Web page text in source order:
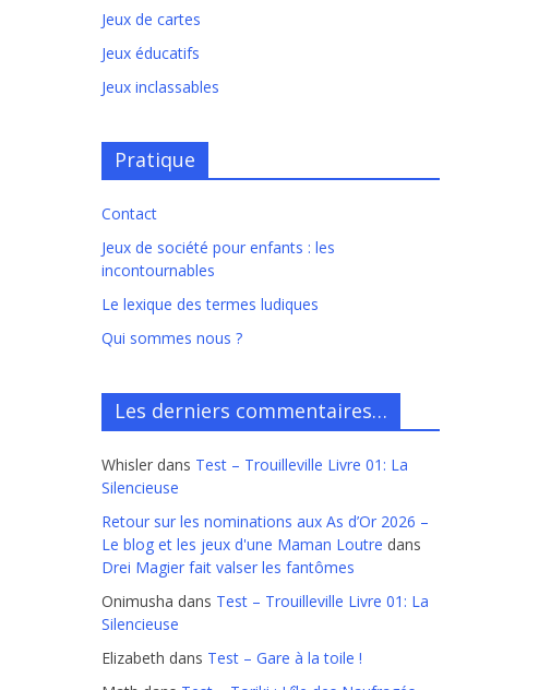
Jeux de cartes
Jeux éducatifs
Jeux inclassables
Pratique
Contact
Jeux de société pour enfants : les
incontournables
Le lexique des termes ludiques
Qui sommes nous ?
Les derniers commentaires…
Whisler dans Test – Trouilleville Livre 01: La
Silencieuse
Retour sur les nominations aux As d’Or 2026 –
Le blog et les jeux d'une Maman Loutre dans
Drei Magier fait valser les fantômes
Onimusha dans Test – Trouilleville Livre 01: La
Silencieuse
Elizabeth dans Test – Gare à la toile !